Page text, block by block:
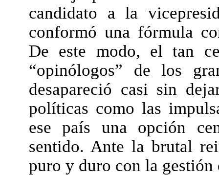
candidato a la
conformó una fórmula
De este modo, el tan
“opinólogos” de los
desapareció casi sin
políticas como las
ese país una opción
sentido. Ante la brutal
puro y duro con la gestión